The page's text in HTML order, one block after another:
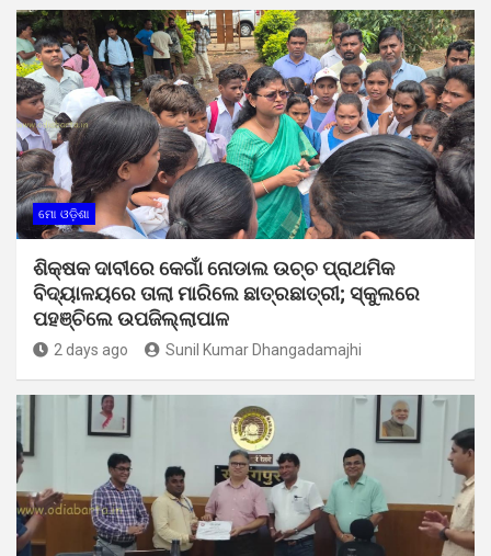
ମୋ ଓଡ଼ିଶା
ଶିକ୍ଷକ ଦାବୀରେ କେଗାଁ ନୋଡାଲ ଉଚ୍ଚ ପ୍ରାଥମିକ
ବିଦ୍ୟାଳୟରେ ତାଲା ମାରିଲେ ଛାତ୍ରଛାତ୍ରୀ; ସ୍କୁଲରେ
ପହଞ୍ଚିଲେ ଉପଜିଲ୍ଲାପାଳ
2 days ago Sunil Kumar Dhangadamajhi